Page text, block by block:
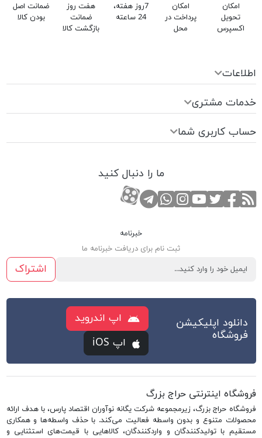
امکان
تحویل
اکسپرس
امکان
پرداخت در
محل
7روز هفته،
24 ساعته
هفت روز
ضمانت
بازگشت کالا
ضمانت اصل
بودن کالا
اطلاعات
خدمات مشتری
حساب کاربری شما
ما را دنبال کنید
RSSصفحه فیسبوک
صفحه تویتر
کانال یوتوب
صفحه اینستاگرام
تماس با واتس اپ
کانال تلگرام
کانال آپارات
خبرنامه
ثبت نام برای دریافت خبرنامه ما
اشتراک
دانلود اپلیکیشن
فروشگاه
اپ اندروید
اپ iOS
فروشگاه اینترنتی حراج بزرگ
فروشگاه حراج بزرگ، زیرمجموعه شرکت یگانه نوآوران اقتصاد پارس، با هدف ارائه
محصولات متنوع و بدون واسطه فعالیت می‌کند. با حذف واسطه‌ها و همکاری
مستقیم با تولیدکنندگان و واردکنندگان، کالاهایی با قیمت‌های استثنایی و